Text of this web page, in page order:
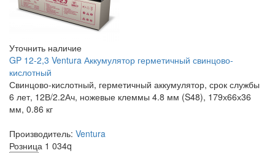
Уточнить наличие
GP 12-2,3 Ventura Аккумулятор герметичный свинцово-
кислотный
Свинцово-кислотный, герметичный аккумулятор, срок службы
6 лет, 12В/2.2Ач, ножевые клеммы 4.8 мм (S48), 179х66х36
мм, 0.86 кг
Производитель: Ventura
Розница 1 034q